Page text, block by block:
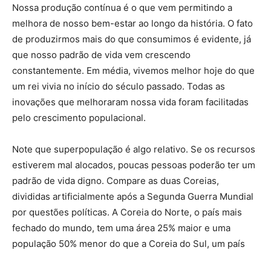
Nossa produção contínua é o que vem permitindo a
melhora de nosso bem-estar ao longo da história. O fato
de produzirmos mais do que consumimos é evidente, já
que nosso padrão de vida vem crescendo
constantemente. Em média, vivemos melhor hoje do que
um rei vivia no início do século passado. Todas as
inovações que melhoraram nossa vida foram facilitadas
pelo crescimento populacional.
Note que superpopulação é algo relativo. Se os recursos
estiverem mal alocados, poucas pessoas poderão ter um
padrão de vida digno. Compare as duas Coreias,
divididas artificialmente após a Segunda Guerra Mundial
por questões políticas. A Coreia do Norte, o país mais
fechado do mundo, tem uma área 25% maior e uma
população 50% menor do que a Coreia do Sul, um país